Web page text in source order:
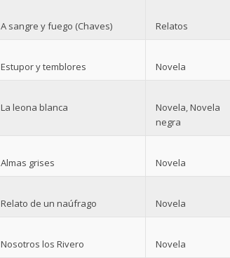
A sangre y fuego (Chaves) Relatos
Estupor y temblores Novela
La leona blanca Novela Novela
negra
Almas grises Novela
Relato de un naúfrago Novela
Nosotros los Rivero Novela